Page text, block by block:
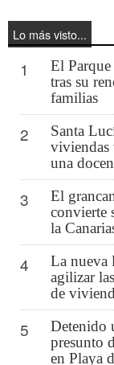
Lo más visto...
1
El
tras su
familias
2
Santa
viviendas
una
3
El
convierte
la
4
La nueva
agilizar
de
5
Detenido
presunto
en Playa